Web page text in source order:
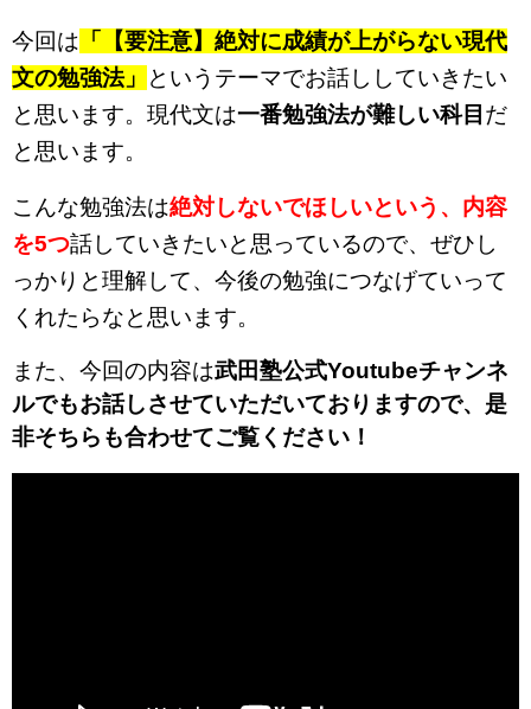
今回は 「【要注意】絶対に成績が上がらない現代
文の勉強法」
というテーマでお話ししていきたい
と思います。現代文は一番勉強法が難しい科目 だ
と思います。
こんな勉強法は絶対しないでほしいという、内容
を5つ話していきたいと思っているので、ぜひし
っかりと理解して、今後の勉強につなげていって
くれたらなと思います。
また、今回の内容は武田塾公式Youtubeチャンネ
ルでもお話しさせていただいておりますので、是
非そちらも合わせてご覧ください！